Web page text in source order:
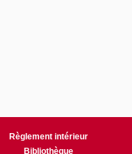
Règlement intérieur
Bibliothèque